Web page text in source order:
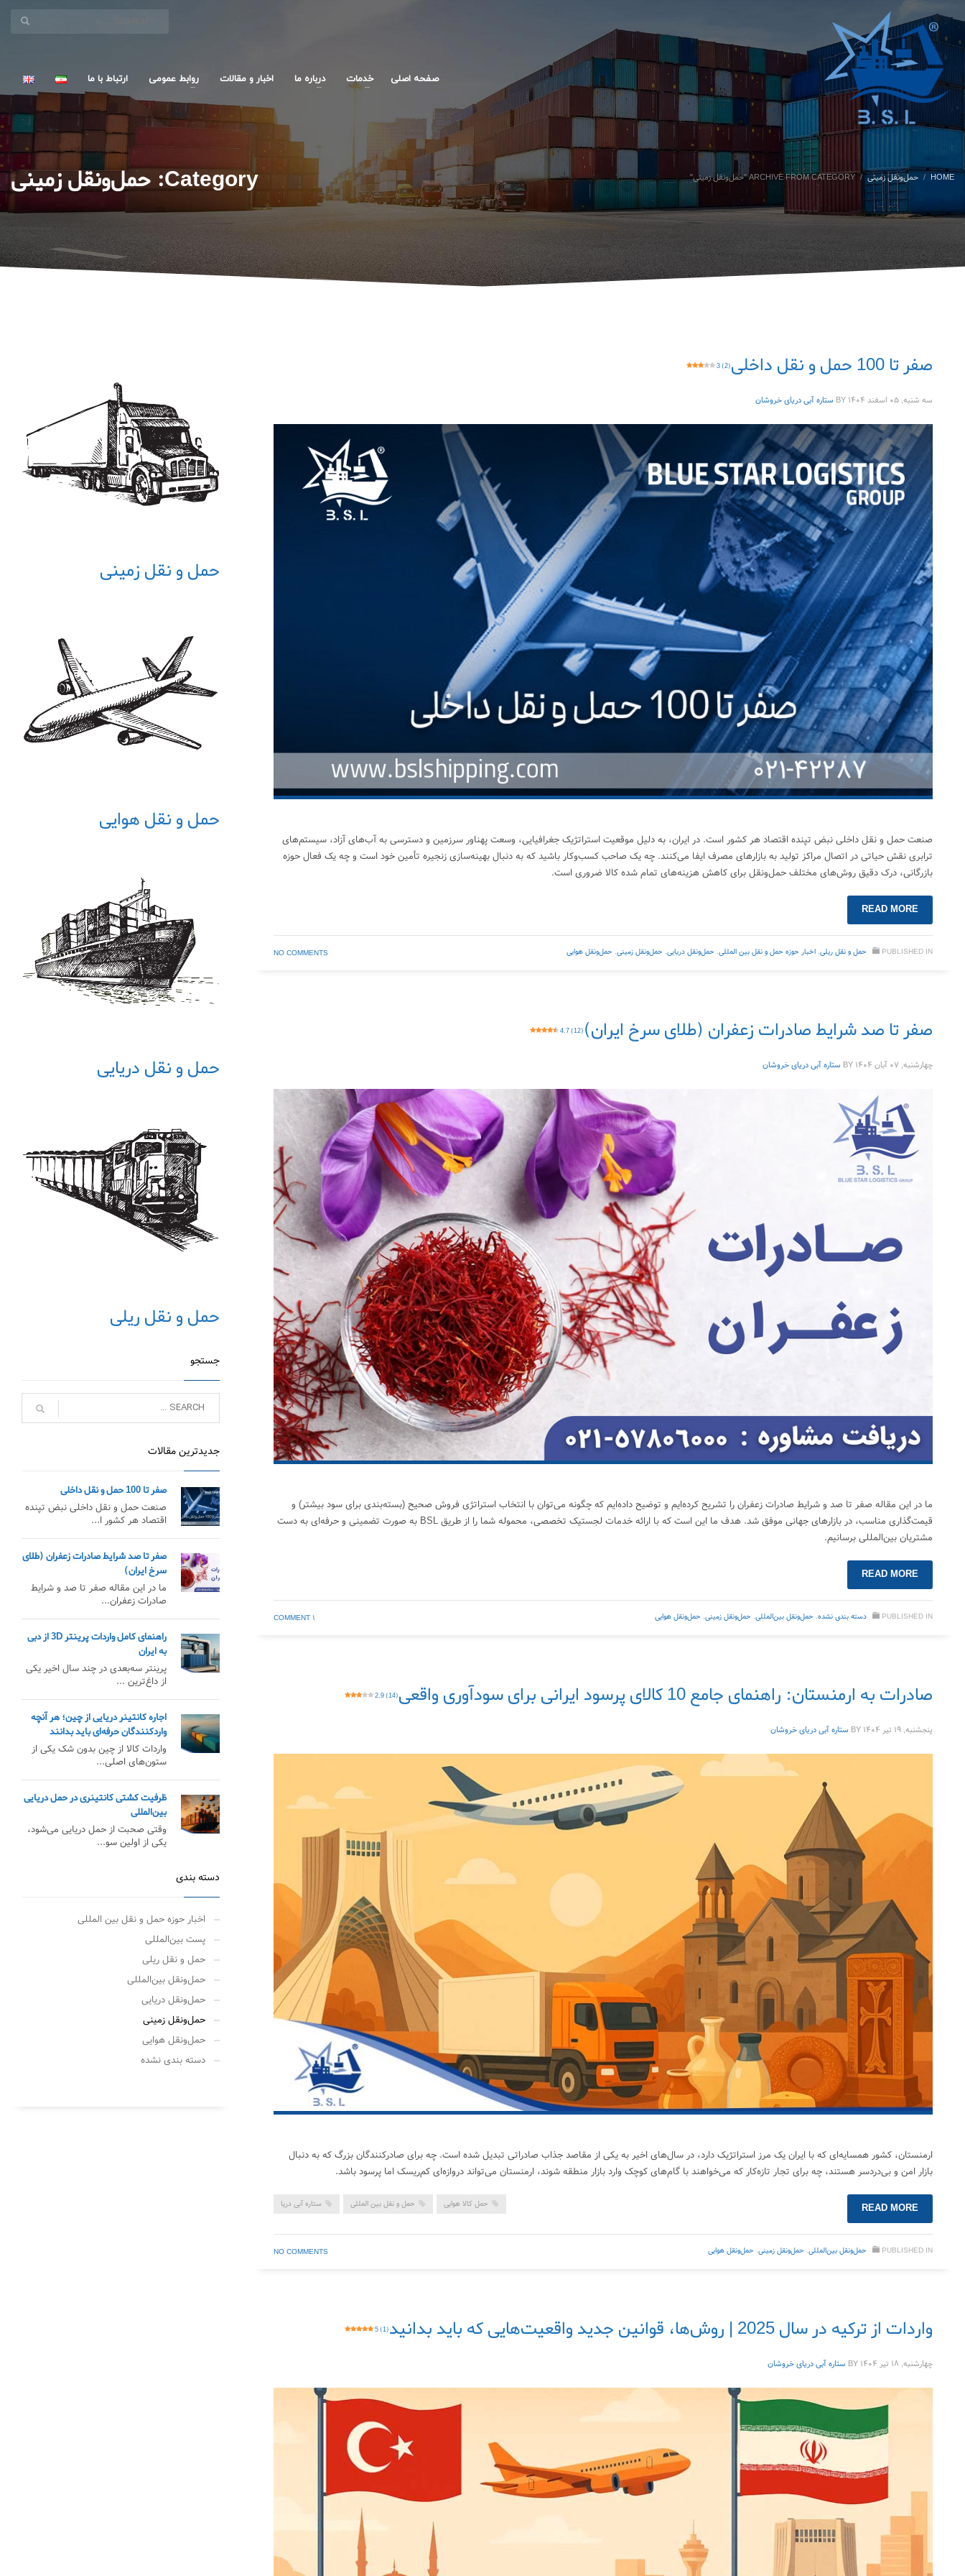
صفحه اصلی خدمات درباره ما اخبار و مقالات روابط عمومی ارتباط با ما
HOME حمل‌ونقل زمینی ARCHIVE FROM CATEGORY "حمل‌ونقل زمینی" Category: حمل‌ونقل زمینی
صفر تا 100 حمل و نقل داخلی 3 (2)
سه شنبه, ۰۵ اسفند ۱۴۰۴ BY ستاره آبی دریای خروشان
صنعت حمل و نقل داخلی نبض تپنده اقتصاد هر کشور است. در ایران، به دلیل موقعیت استراتژیک جغرافیایی، وسعت پهناور سرزمین و دسترسی به آب‌های آزاد، سیستم‌های
ترابری نقش حیاتی در اتصال مراکز تولید به بازارهای مصرف ایفا می‌کنند. چه یک صاحب کسب‌وکار باشید که به دنبال بهینه‌سازی زنجیره تأمین خود است و چه یک فعال حوزه
بازرگانی، درک دقیق روش‌های مختلف حمل‌ونقل برای کاهش هزینه‌های تمام شده کالا ضروری است.
READ MORE
PUBLISHED IN حمل‌ و نقل ریلی, اخبار حوزه حمل و نقل بین المللی, حمل‌ونقل دریایی, حمل‌ونقل زمینی, حمل‌ونقل هوایی NO COMMENTS
صفر تا صد شرایط صادرات زعفران (طلای سرخ ایران) 4.7 (12)
چهارشنبه, ۰۷ آبان ۱۴۰۴ BY ستاره آبی دریای خروشان
ما در این مقاله صفر تا صد و شرایط صادرات زعفران را تشریح کرده‌ایم و توضیح داده‌ایم که چگونه می‌توان با انتخاب استراتژی فروش صحیح (بسته‌بندی برای سود بیشتر) و
قیمت‌گذاری مناسب، در بازارهای جهانی موفق شد. هدف ما این است که با ارائه خدمات لجستیک تخصصی، محموله شما را از طریق BSL به صورت تضمینی و حرفه‌ای به دست
مشتریان بین‌المللی برسانیم.
READ MORE
PUBLISHED IN دسته بندی نشده, حمل‌ونقل بین‌المللی, حمل‌ونقل زمینی, حمل‌ونقل هوایی ۱ COMMENT
صادرات به ارمنستان: راهنمای جامع 10 کالای پرسود ایرانی برای سودآوری واقعی 2.9 (14)
پنجشنبه, ۱۹ تیر ۱۴۰۴ BY ستاره آبی دریای خروشان
ارمنستان، کشور همسایه‌ای که با ایران یک مرز استراتژیک دارد، در سال‌های اخیر به یکی از مقاصد جذاب صادراتی تبدیل شده است. چه برای صادرکنندگان بزرگ که به دنبال
بازار امن و بی‌دردسر هستند، چه برای تجار تازه‌کار که می‌خواهند با گام‌های کوچک وارد بازار منطقه شوند، ارمنستان می‌تواند دروازه‌ای کم‌ریسک اما پرسود باشد.
حمل کالا هوایی حمل و نقل بین المللی ستاره آبی دریا READ MORE
PUBLISHED IN حمل‌ونقل بین‌المللی, حمل‌ونقل زمینی, حمل‌ونقل هوایی NO COMMENTS
واردات از ترکیه در سال 2025 | روش‌ها، قوانین جدید واقعیت‌هایی که باید بدانید 5 (1)
چهارشنبه, ۱۸ تیر ۱۴۰۴ BY ستاره آبی دریای خروشان
حمل و نقل زمینی
حمل و نقل هوایی
حمل و نقل دریایی
حمل و نقل ریلی
جستجو
جدیدترین مقالات
صفر تا 100 حمل و نقل داخلی
صنعت حمل و نقل داخلی نبض تپنده
اقتصاد هر کشور ا...
صفر تا صد شرایط صادرات زعفران (طلای
سرخ ایران)
ما در این مقاله صفر تا صد و شرایط
صادرات زعفران...
راهنمای کامل واردات پرینتر 3D از دبی
به ایران
پرینتر سه‌بعدی در چند سال اخیر یکی
از داغ‌ترین ...
اجاره کانتینر دریایی از چین؛ هر آنچه
واردکنندگان حرفه‌ای باید بدانند
واردات کالا از چین بدون شک یکی از
ستون‌های اصلی...
ظرفیت کشتی کانتینری در حمل دریایی
بین‌المللی
وقتی صحبت از حمل دریایی می‌شود،
یکی از اولین سو...
دسته بندی
اخبار حوزه حمل و نقل بین المللی
پست بین‌المللی
حمل‌ و نقل ریلی
حمل‌ونقل بین‌المللی
حمل‌ونقل دریایی
حمل‌ونقل زمینی
حمل‌ونقل هوایی
دسته بندی نشده